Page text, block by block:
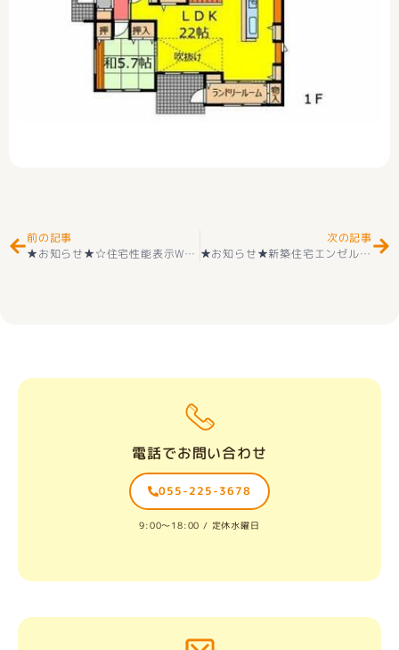
前の記事
★お知らせ★☆住宅性能表示W取得☆ 新築一戸建て 甲府市中小河原町 １号棟 2階建 4ＬＤＫ ＋カースペース３台 外構付き 耐震等級３＋長期優良住宅取得 山城小学校＋城南中学校 3290万円 オール電化（IH＋食洗器付き） 好評販売中
次の記事
★お知らせ★新築住宅エンゼルハウス BDAC=Style甲府市川田町⑳ 好評販売中(^^♪
電話でお問い合わせ
055-225-3678
9:00〜18:00 / 定休水曜日